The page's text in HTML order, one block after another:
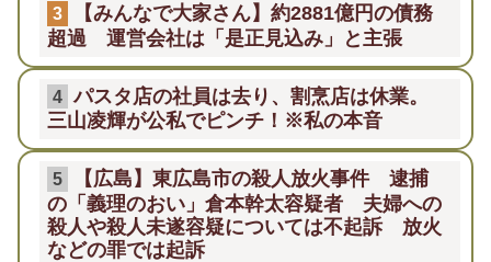
3
【みんなで大家さん】約2881億円の債務
超過 運営会社は「是正見込み」と主張
4 パスタ店の社員は去り、割烹店は休業。
三山凌輝が公私でピンチ！※私の本音
5
【広島】東広島市の殺人放火事件 逮捕
の「義理のおい」倉本幹太容疑者 夫婦への
殺人や殺人未遂容疑については不起訴 放火
などの罪では起訴